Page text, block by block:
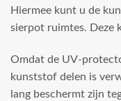
Hiermee kunt u de
sierpot ruimtes. Deze
Omdat de UV-
kunststof delen is
lang beschermt zijn